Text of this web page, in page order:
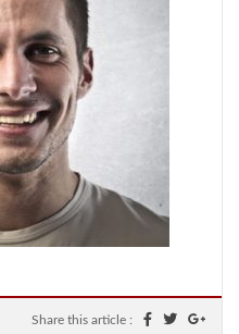
Share this article :